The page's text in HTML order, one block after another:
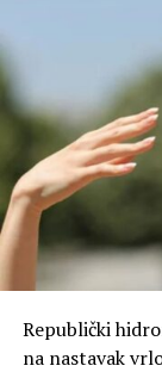
Republički
na nastavak